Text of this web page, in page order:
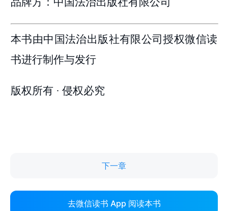
下一章
去微信读书 App 阅读本书